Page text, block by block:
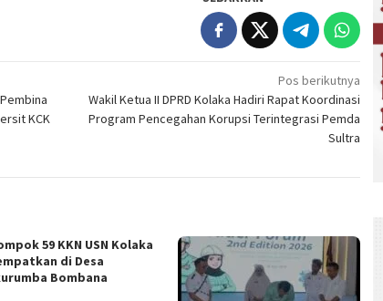
KCK
Pos berikutnya
Wakil Ketua II DPRD Kolaka Hadiri Rapat Koordinasi
Program Pencegahan Korupsi Terintegrasi Pemda
Sultra
59 KKN USN Kolaka
di Desa
Bombana